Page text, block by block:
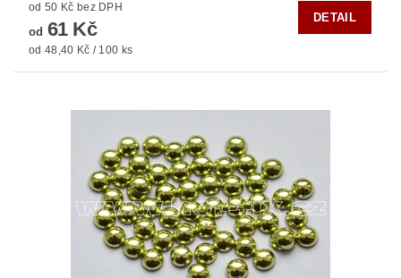
od 50 Kč bez DPH
od 61 Kč
od 48,40 Kč / 100 ks
DETAIL